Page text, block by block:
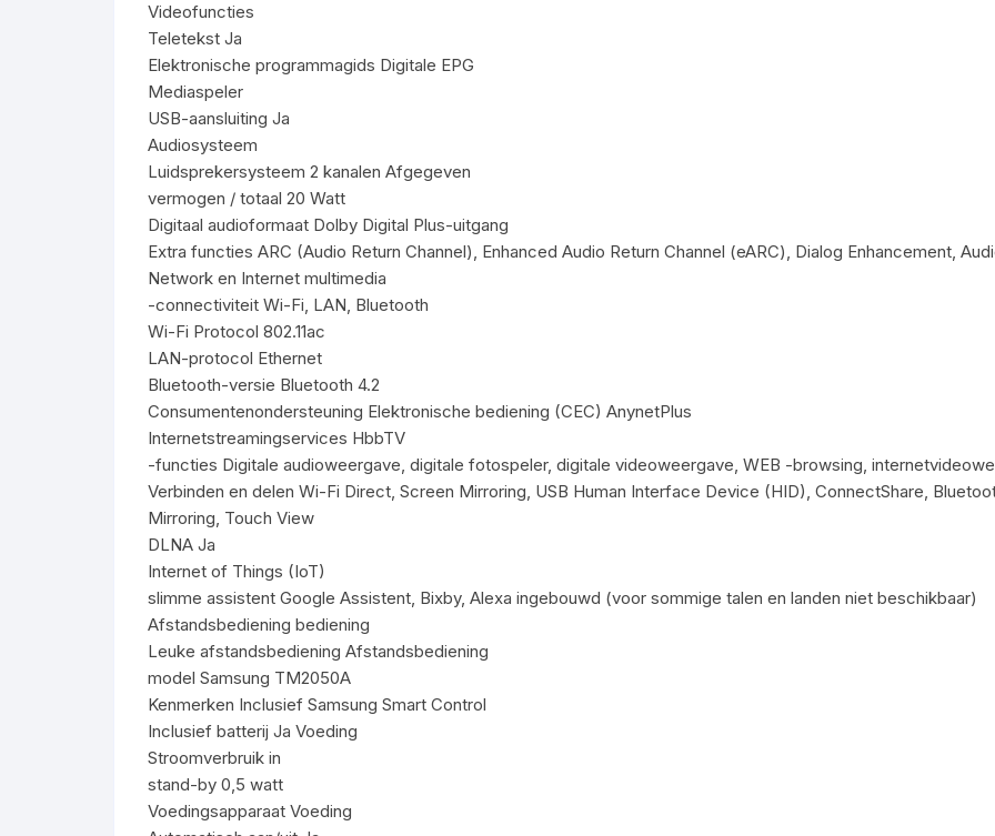
Videofuncties
Teletekst Ja
Elektronische programmagids Digitale EPG
Mediaspeler
USB-aansluiting Ja
Audiosysteem
Luidsprekersysteem 2 kanalen Afgegeven
vermogen / totaal 20 Watt
Digitaal audioformaat Dolby Digital Plus-uitgang
Extra functies ARC (Audio Return Channel), Enhanced Audio Return Channel (eARC), Dialog Enhancement,
Network en Internet multimedia
-connectiviteit Wi-Fi, LAN, Bluetooth
Wi-Fi Protocol 802.11ac
LAN-protocol Ethernet
Bluetooth-versie Bluetooth 4.2
Consumentenondersteuning Elektronische bediening (CEC) AnynetPlus
Internetstreamingservices HbbTV
-functies Digitale audioweergave, digitale fotospeler, digitale videoweergave, WEB -browsing,
Verbinden en delen Wi-Fi Direct, Screen Mirroring, USB Human Interface Device (HID), ConnectShare,
Mirroring, Touch View
DLNA Ja
Internet of Things (IoT)
slimme assistent Google Assistent, Bixby, Alexa ingebouwd (voor sommige talen en landen niet beschikbaar)
Afstandsbediening bediening
Leuke afstandsbediening Afstandsbediening
model Samsung TM2050A
Kenmerken Inclusief Samsung Smart Control
Inclusief batterij Ja Voeding
Stroomverbruik in
stand-by 0,5 watt
Voedingsapparaat Voeding